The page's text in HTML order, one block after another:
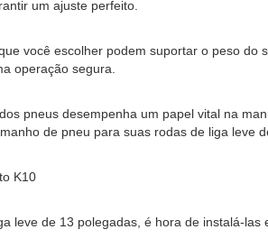
um ajuste perfeito.
você escolher podem suportar o peso
operação segura.
pneus desempenha um papel vital na
de pneu para suas rodas de liga leve
K10
leve de 13 polegadas, é hora de instalá-